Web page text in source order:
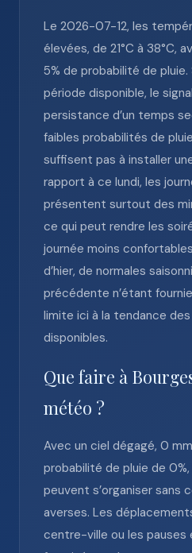
Le 2026-07-12, les
élevées, de 21°C à 38°C,
5% de probabilité de pluie.
période disponible, le
persistance d’un temps
faibles probabilités de
suffisent pas à installer
rapport à ce lundi, les
présentent surtout des
ce qui peut rendre les
journée moins
d’hier, de normales
précédente n’étant
limite ici à la tendance
disponibles.
Que faire à
météo ?
Avec un ciel dégagé, 0
probabilité de pluie de
peuvent s’organiser sans
averses. Les
centre-ville ou les pauses